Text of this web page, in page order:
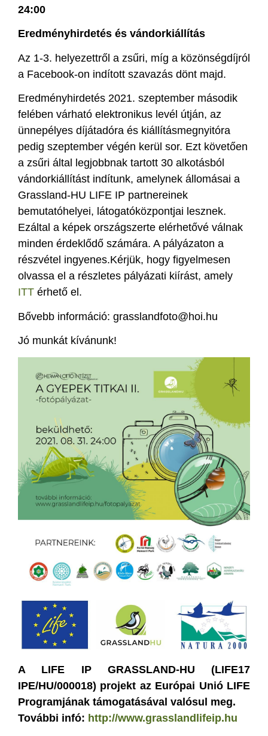
24:00
Eredményhirdetés és vándorkiállítás
Az 1-3. helyezettről a zsűri, míg a közönségdíjról
a Facebook-on indított szavazás dönt majd.
Eredményhirdetés 2021. szeptember második
felében várható elektronikus levél útján, az
ünnepélyes díjátadóra és kiállításmegnyitóra
pedig szeptember végén kerül sor. Ezt követően
a zsűri által legjobbnak tartott 30 alkotásból
vándorkiállítást indítunk, amelynek állomásai a
Grassland-HU LIFE IP partnereinek
bemutatóhelyei, látogatóközpontjai lesznek.
Ezáltal a képek országszerte elérhetővé válnak
minden érdeklődő számára. A pályázaton a
részvétel ingyenes.Kérjük, hogy figyelmesen
olvassa el a részletes pályázati kiírást, amely
ITT érhető el.
Bővebb információ: grasslandfoto@hoi.hu
Jó munkát kívánunk!
A LIFE IP GRASSLAND-HU (LIFE17
IPE/HU/000018) projekt az Európai Unió LIFE
Programjának támogatásával valósul meg.
További infó: http://www.grasslandlifeip.hu